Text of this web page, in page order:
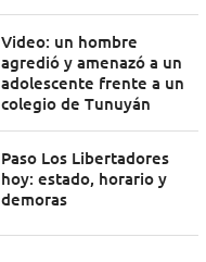
Video: un hombre
agredió y amenazó a un
adolescente frente a un
colegio de Tunuyán
Paso Los Libertadores
hoy: estado, horario y
demoras